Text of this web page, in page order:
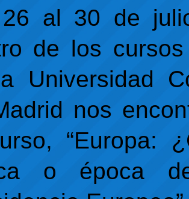
al 30 de
de los
Universidad
nos
“Europa:
o época